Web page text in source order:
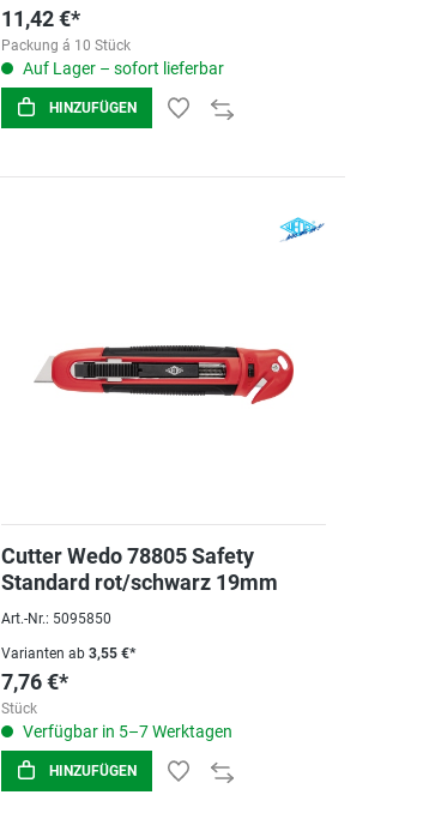
11,42 €*
Packung á 10 Stück
Auf Lager – sofort lieferbar
HINZUFÜGEN
Cutter Wedo 78805 Safety
Standard rot/schwarz 19mm
Art.-Nr.: 5095850
Varianten ab3,55 €*
7,76 €*
Stück
Verfügbar in 5–7 Werktagen
HINZUFÜGEN